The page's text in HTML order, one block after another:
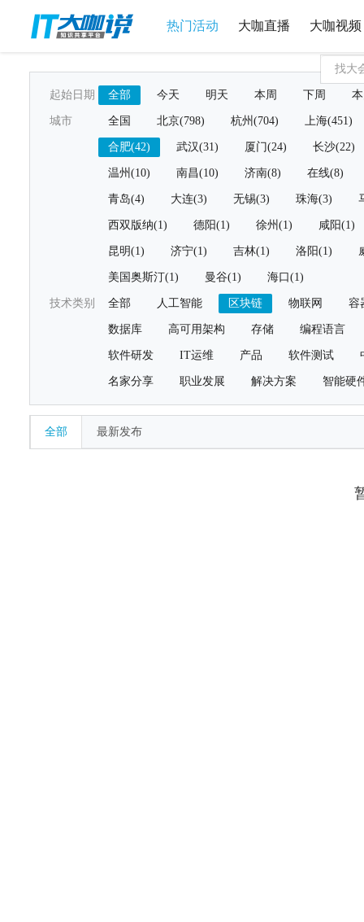
热门活动 大咖直播 大咖视频
起始日期 全部 今天 明天 本周 下周
城市 全国 北京(798) 杭州(704) 上海(451)
合肥(42) 武汉(31) 厦门(24) 长沙(22)
温州(10) 南昌(10) 济南(8) 在线(8)
青岛(4) 大连(3) 无锡(3) 珠海(3)
西双版纳(1) 德阳(1) 徐州(1) 咸阳(1)
昆明(1) 济宁(1) 吉林(1) 洛阳(1)
美国奥斯汀(1) 曼谷(1) 海口(1)
技术类别 全部 人工智能 区块链 物联网 容
数据库 高可用架构 存储 编程语言
软件研发 IT运维 产品 软件测试
名家分享 职业发展 解决方案 智能硬
全部 最新发布